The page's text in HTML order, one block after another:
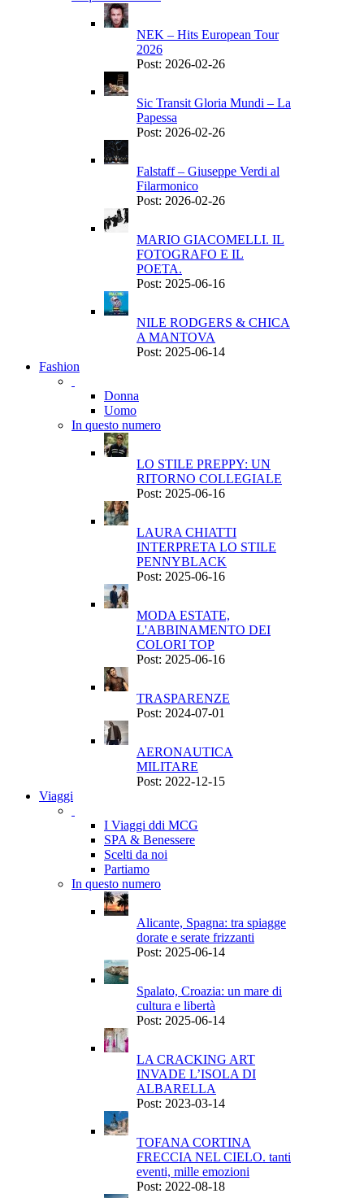
NEK – Hits European Tour
2026
Post: 2026-02-26
Sic Transit Gloria Mundi – La
Papessa
Post: 2026-02-26
Falstaff – Giuseppe Verdi al
Filarmonico
Post: 2026-02-26
MARIO GIACOMELLI. IL
FOTOGRAFO E IL
POETA.
Post: 2025-06-16
NILE RODGERS & CHICA
A MANTOVA
Post: 2025-06-14
Fashion
Donna
Uomo
In questo numero
LO STILE PREPPY: UN
RITORNO COLLEGIALE
Post: 2025-06-16
LAURA CHIATTI
INTERPRETA LO STILE
PENNYBLACK
Post: 2025-06-16
MODA ESTATE,
L'ABBINAMENTO DEI
COLORI TOP
Post: 2025-06-16
TRASPARENZE
Post: 2024-07-01
AERONAUTICA
MILITARE
Post: 2022-12-15
Viaggi
I Viaggi ddi MCG
SPA & Benessere
Scelti da noi
Partiamo
In questo numero
Alicante, Spagna: tra spiagge
dorate e serate frizzanti
Post: 2025-06-14
Spalato, Croazia: un mare di
cultura e libertà
Post: 2025-06-14
LA CRACKING ART
INVADE L’ISOLA DI
ALBARELLA
Post: 2023-03-14
TOFANA CORTINA
FRECCIA NEL CIELO. tanti
eventi, mille emozioni
Post: 2022-08-18